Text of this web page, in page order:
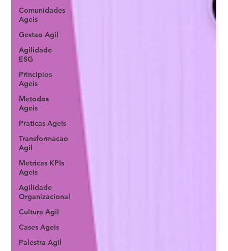
Comunidades
Ageis
Gestao Agil
Agilidade
ESG
Principios
Ageis
Metodos
Ageis
Praticas Ageis
Transformacao
Agil
Metricas KPIs
Ageis
Agilidade
Organizacional
Cultura Agil
Cases Ageis
Palestra Agil